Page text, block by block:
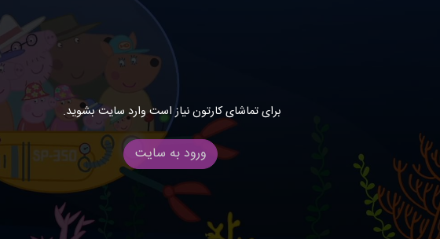
برای تماشای کارتون نیاز است وارد سایت بشوید.
ورود به سایت